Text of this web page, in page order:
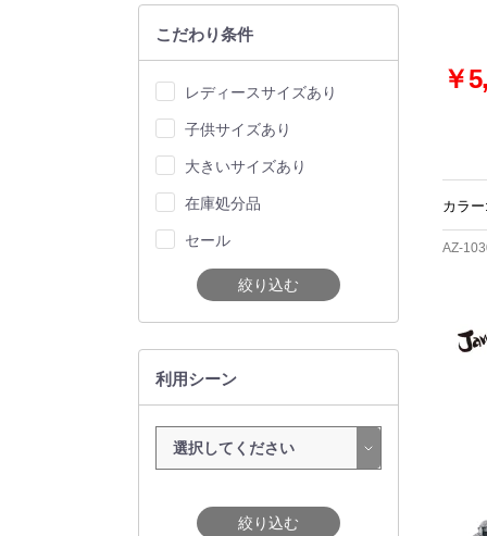
こだわり条件
レディースサイズあり
子供サイズあり
大きいサイズあり
在庫処分品
セール
絞り込む
利用シーン
絞り込む
￥
カラ
AZ-